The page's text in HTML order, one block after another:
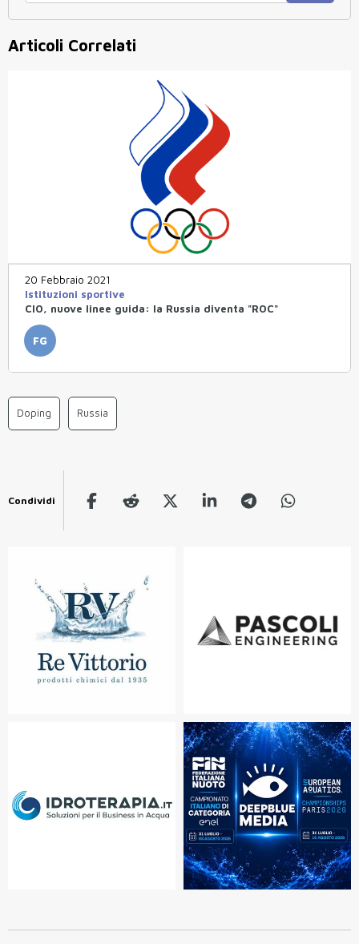
Articoli Correlati
20 Febbraio 2021
Istituzioni sportive
CIO, nuove linee guida: la Russia diventa "ROC"
FG
Doping Russia
Condividi